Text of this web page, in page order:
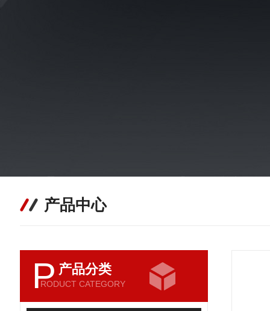
产品中心
P 产品分类
RODUCT CATEGORY